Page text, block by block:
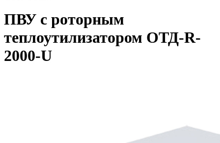
ПВУ c роторным
теплоутилизатором ОТД-R-
2000-U